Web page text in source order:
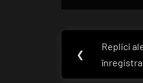
Navigare
❮
Post:
Replici